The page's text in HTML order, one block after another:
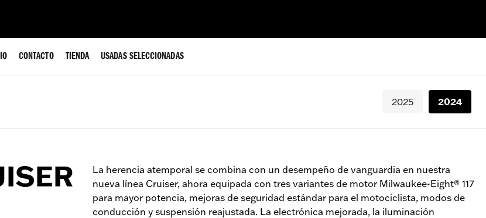
CONTACTO TIENDA USADAS SELECCIONADAS
2025 2024
La herencia atemporal se combina con un desempeño de vanguardia en nuestra
nueva línea Cruiser, ahora equipada con tres variantes de motor Milwaukee-Eight® 117
para mayor potencia, mejoras de seguridad estándar para el motociclista, modos de
conducción y suspensión reajustada. La electrónica mejorada, la iluminación